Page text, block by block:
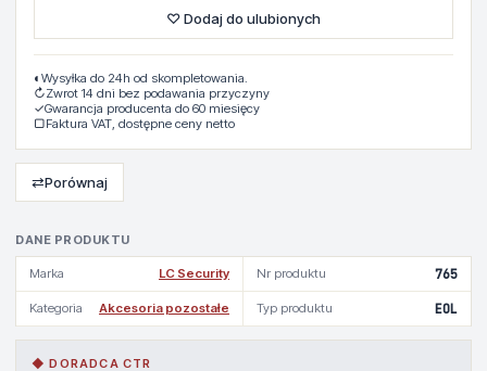
DANE PRODUKTU
Marka LC Security Nr produktu 765
Kategoria Akcesoria pozostałe Typ produktu EOL
◆ DORADCA CTR
♡ Dodaj do ulubionych
◐ Wysyłka do 24h od skompletowania.
↻Zwrot 14 dni bez podawania przyczyny
✓Gwarancja producenta do 60 miesięcy
▢Faktura VAT, dostępne ceny netto
⇄Porównaj